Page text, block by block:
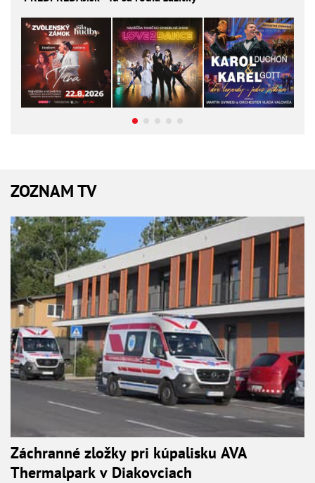
ZOZNAM TV
Záchranné zložky pri kúpalisku AVA
Thermalpark v Diakovciach